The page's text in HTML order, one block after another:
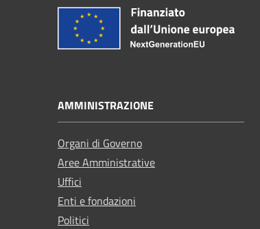
AMMINISTRAZIONE
Organi di Governo
Aree Amministrative
Uffici
Enti e fondazioni
Politici